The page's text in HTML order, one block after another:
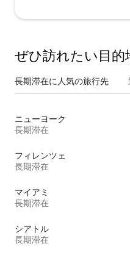
ぜひ訪⁠れ⁠た⁠い目⁠的⁠
長期滞在に人気の旅行先
ニューヨーク
長期滞在
フィレンツェ
長期滞在
マイアミ
長期滞在
シアトル
長期滞在